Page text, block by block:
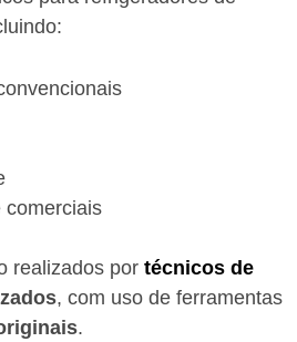
comerciais
realizados por técnicos de
, com uso de ferramentas
.